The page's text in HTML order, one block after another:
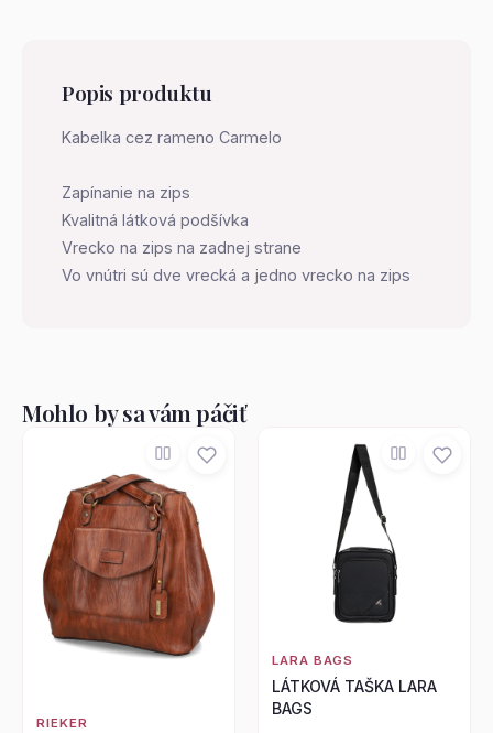
Popis produktu
Kabelka cez rameno Carmelo
Zapínanie na zips
Kvalitná látková podšívka
Vrecko na zips na zadnej strane
Vo vnútri sú dve vrecká a jedno vrecko na zips
Mohlo by sa vám páčiť
RIEKER
LARA BAGS
LÁTKOVÁ TAŠKA LARA
BAGS